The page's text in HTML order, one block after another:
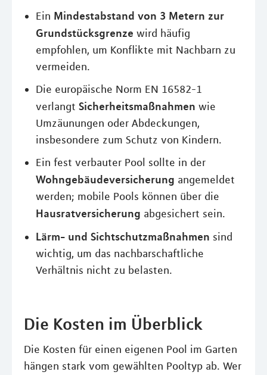
Ein Mindestabstand von 3 Metern zur
Grundstücksgrenze wird häufig
empfohlen, um Konflikte mit Nachbarn zu
vermeiden.
Die europäische Norm EN 16582-1
verlangt Sicherheitsmaßnahmen wie
Umzäunungen oder Abdeckungen,
insbesondere zum Schutz von Kindern.
Ein fest verbauter Pool sollte in der
Wohngebäudeversicherung angemeldet
werden; mobile Pools können über die
Hausratversicherung abgesichert sein.
Lärm- und Sichtschutzmaßnahmen sind
wichtig, um das nachbarschaftliche
Verhältnis nicht zu belasten.
Die Kosten im Überblick
Die Kosten für einen eigenen Pool im Garten
hängen stark vom gewählten Pooltyp ab. Wer